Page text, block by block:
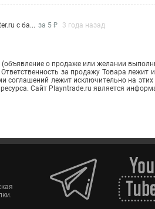
с ба... за 5 ₽ 3 года назад
о продаже или желании
за продажу Товара
соглашений лежит исключительно на
ресурса. Сайт Playntrade.ru является